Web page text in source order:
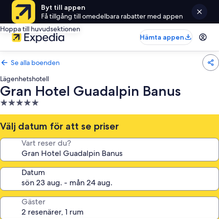
Byt till appen
Få tillgång till omedelbara rabatter med appen
Hoppa till huvudsektionen
Hämta appen
Se alla boenden
Lägenhetshotell
Gran Hotel Guadalpin Banus
5.0-
stjärnigt
boende
Välj datum för att se priser
Vart reser du?
Datum
Gäster